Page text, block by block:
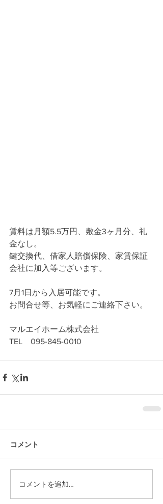
賃料は月額5.5万円、敷金3ヶ月分、礼
金なし。
鍵交換代、借家人賠償保険、家賃保証
会社に加入等ございます。
7月1日から入居可能です。
お問合せ等、お気軽にご連絡下さい。
マルエイホーム株式会社
TEL　095-845-0010
コメント
コメントを追加…